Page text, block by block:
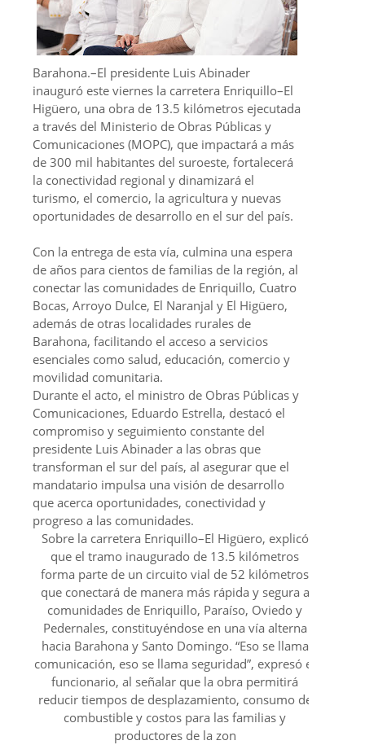
Barahona.–El presidente Luis Abinader
inauguró este viernes la carretera Enriquillo–El
Higüero, una obra de 13.5 kilómetros ejecutada
a través del Ministerio de Obras Públicas y
Comunicaciones (MOPC), que impactará a más
de 300 mil habitantes del suroeste, fortalecerá
la conectividad regional y dinamizará el
turismo, el comercio, la agricultura y nuevas
oportunidades de desarrollo en el sur del país.
Con la entrega de esta vía, culmina una espera
de años para cientos de familias de la región, al
conectar las comunidades de Enriquillo, Cuatro
Bocas, Arroyo Dulce, El Naranjal y El Higüero,
además de otras localidades rurales de
Barahona, facilitando el acceso a servicios
esenciales como salud, educación, comercio y
movilidad comunitaria.
Durante el acto, el ministro de Obras Públicas y
Comunicaciones, Eduardo Estrella, destacó el
compromiso y seguimiento constante del
presidente Luis Abinader a las obras que
transforman el sur del país, al asegurar que el
mandatario impulsa una visión de desarrollo
que acerca oportunidades, conectividad y
progreso a las comunidades.
Sobre la carretera Enriquillo–El Higüero, explicó
que el tramo inaugurado de 13.5 kilómetros
forma parte de un circuito vial de 52 kilómetros
que conectará de manera más rápida y segura a
comunidades de Enriquillo, Paraíso, Oviedo y
Pedernales, constituyéndose en una vía alterna
hacia Barahona y Santo Domingo. “Eso se llama
comunicación, eso se llama seguridad”, expresó el
funcionario, al señalar que la obra permitirá
reducir tiempos de desplazamiento, consumo de
combustible y costos para las familias y
productores de la zon